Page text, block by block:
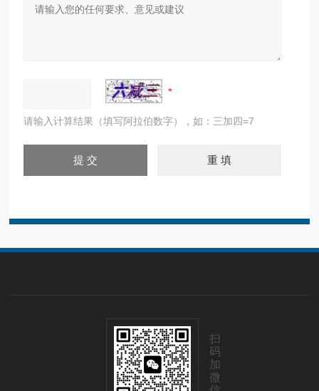
请输入计算结果（填写阿拉伯数字），如：三加四=7
扫
码
加
微